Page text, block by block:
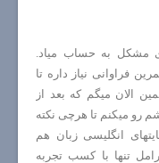
مشکل به حساب میاد.
فراوانی نیاز داره تا
الان میگم که بعد از
رو میکنم تا هرچی نکته
انگلیسی زبان هم
تنها با کسب تجربه